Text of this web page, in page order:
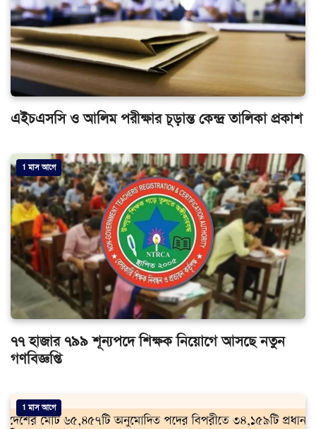
এইচএসসি ও আলিম পরীক্ষার চূড়ান্ত কেন্দ্র তালিকা প্রকাশ
1 মাস আগে
৭৭ হাজার ৭৯৯ শূন্যপদে শিক্ষক নিয়োগে আসছে নতুন
গণবিজ্ঞপ্তি
1 মাস আগে